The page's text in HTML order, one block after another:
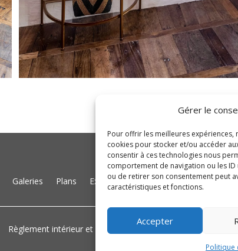
Gérer le
Pour offrir les meilleures
cookies pour stocker et/ou accéder
consentir à ces technologies nous
comportement de navigation ou les
ou de retirer son consentement peut
caractéristiques et fonctions.
Accepter
Politique
Galeries Plans Expériences Presse
Règlement intérieur et accessibilité